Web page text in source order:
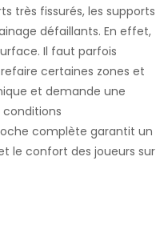
très fissurés, les supports
défaillants. En effet,
Il faut parfois
certaines zones et
et demande une
conditions
complète garantit un
le confort des joueurs sur